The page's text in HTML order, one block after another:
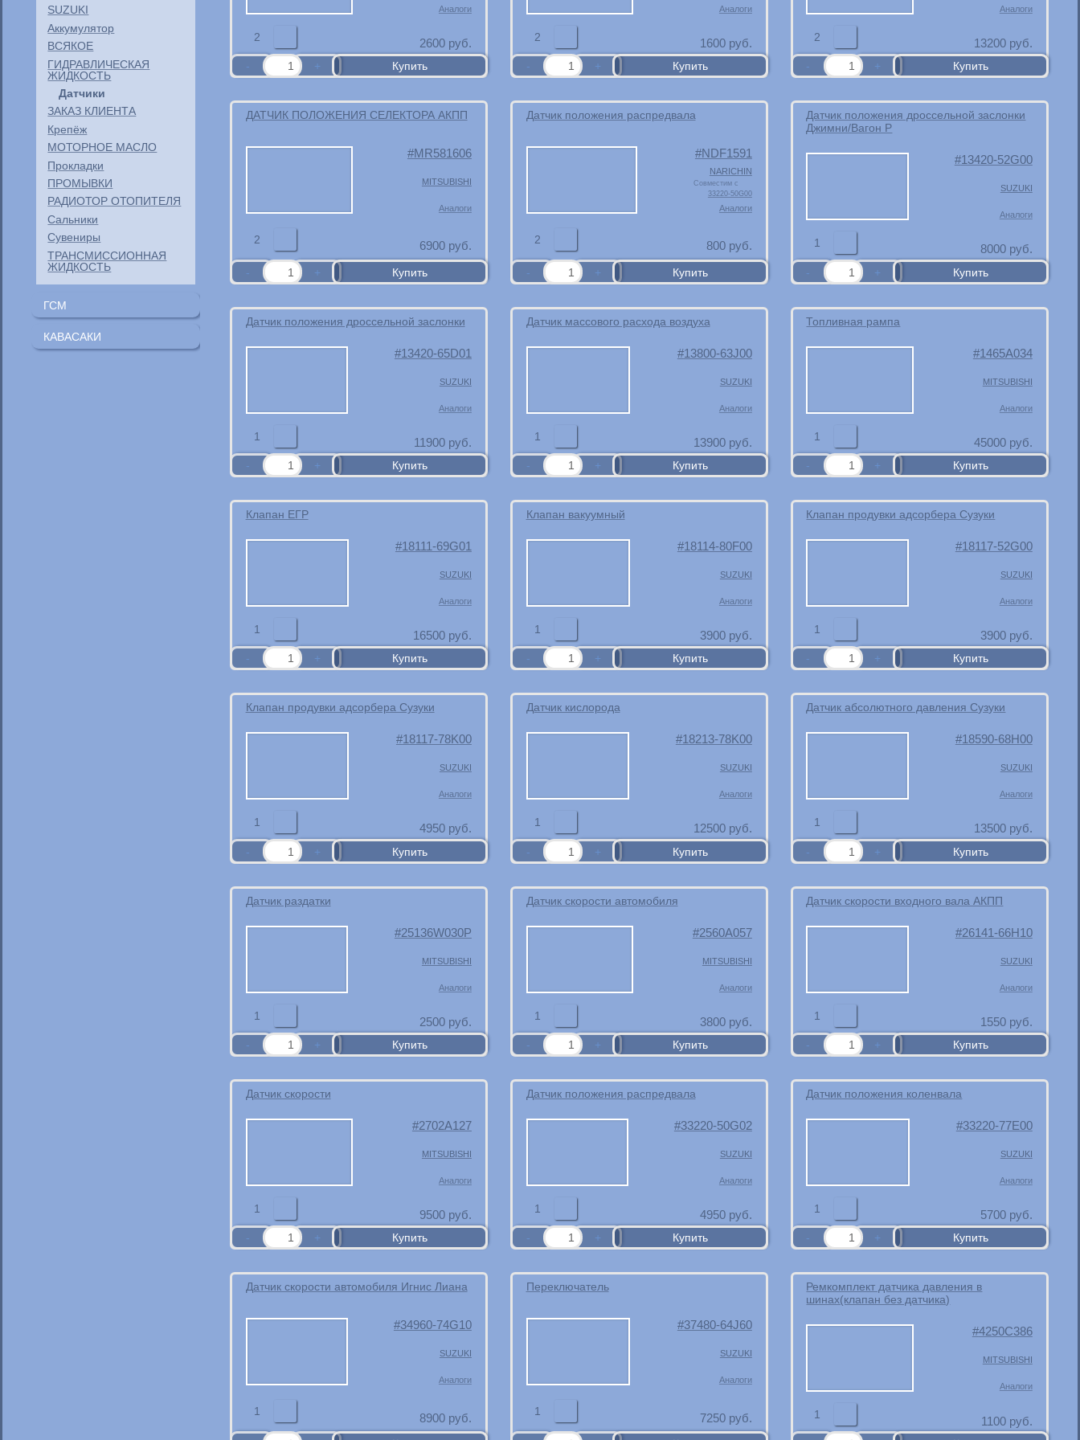
SUZUKI
Аккумулятор
ВСЯКОЕ
ГИДРАВЛИЧЕСКАЯ
ЖИДКОСТЬ
Датчики
ЗАКАЗ КЛИЕНТА
Крепёж
МОТОРНОЕ МАСЛО
Прокладки
ПРОМЫВКИ
РАДИОТОР ОТОПИТЕЛЯ
Сальники
Сувениры
ТРАНСМИССИОННАЯ
ЖИДКОСТЬ
ГСМ
Масло и жидкости
КАВАСАКИ
Аналоги
2 2600руб.
Аналоги
2 1600руб.
Аналоги
2 13200руб.
ДАТЧИК ПОЛОЖЕНИЯ СЕЛЕКТОРА АКПП
MR581606
MITSUBISHI
Аналоги
2 6900руб.
Датчик положения распредвала
NDF1591
NARICHIN
Совместим с
33220-50G00
Аналоги
2 800руб.
Датчик положения дроссельной заслонки
Джимни/Вагон Р
13420-52G00
SUZUKI
Аналоги
1 8000руб.
Датчик положения дроссельной заслонки
13420-65D01
SUZUKI
Аналоги
1 11900руб.
Датчик массового расхода воздуха
13800-63J00
SUZUKI
Аналоги
1 13900руб.
Топливная рампа
1465A034
MITSUBISHI
Аналоги
1 45000руб.
Клапан ЕГР
18111-69G01
SUZUKI
Аналоги
1 16500руб.
Клапан вакуумный
18114-80F00
SUZUKI
Аналоги
1 3900руб.
Клапан продувки адсорбера Сузуки
18117-52G00
SUZUKI
Аналоги
1 3900руб.
Клапан продувки адсорбера Сузуки
18117-78K00
SUZUKI
Аналоги
1 4950руб.
Датчик кислорода
18213-78K00
SUZUKI
Аналоги
1 12500руб.
Датчик абсолютного давления Сузуки
18590-68H00
SUZUKI
Аналоги
1 13500руб.
Датчик раздатки
25136W030P
MITSUBISHI
Аналоги
1 2500руб.
Датчик скорости автомобиля
2560A057
MITSUBISHI
Аналоги
1 3800руб.
Датчик скорости входного вала АКПП
26141-66H10
SUZUKI
Аналоги
1 1550руб.
Датчик скорости
2702A127
MITSUBISHI
Аналоги
1 9500руб.
Датчик положения распредвала
33220-50G02
SUZUKI
Аналоги
1 4950руб.
Датчик положения коленвала
33220-77E00
SUZUKI
Аналоги
1 5700руб.
Датчик скорости автомобиля Игнис Лиана
34960-74G10
SUZUKI
Аналоги
1 8900руб.
Переключатель
37480-64J60
SUZUKI
Аналоги
1 7250руб.
Ремкомплект датчика давления в
шинах(клапан без датчика)
4250C386
MITSUBISHI
Аналоги
1 1100руб.